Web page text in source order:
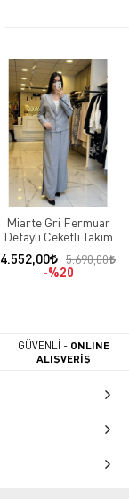
Miarte Gri Fermuar
Detaylı Ceketli Takım
4.552,00
5.690,00
%20
GÜVENLİ - ONLINE
ALIŞVERİŞ